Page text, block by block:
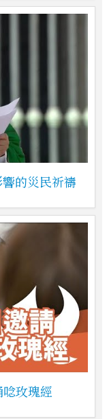
的災民祈禱
玫瑰經